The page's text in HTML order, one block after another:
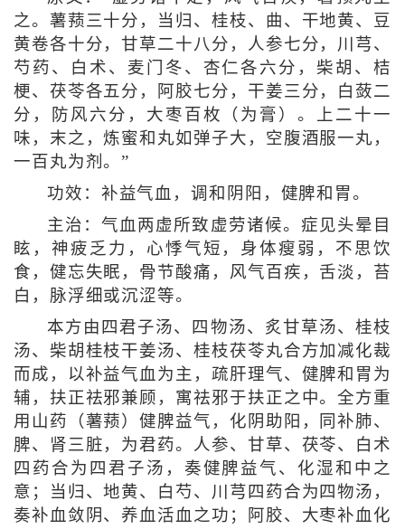
之。薯蓣三十分，当归、桂枝、曲、干地黄、豆
黄卷各十分，甘草二十八分，人参七分，川芎、
芍药、白术、麦门冬、杏仁各六分，柴胡、桔
梗、茯苓各五分，阿胶七分，干姜三分，白蔹二
分，防风六分，大枣百枚（为膏）。上二十一
味，末之，炼蜜和丸如弹子大，空腹酒服一丸，
一百丸为剂。”
功效：补益气血，调和阴阳，健脾和胃。
主治：气血两虚所致虚劳诸候。症见头晕目
眩，神疲乏力，心悸气短，身体瘦弱，不思饮
食，健忘失眠，骨节酸痛，风气百疾，舌淡，苔
白，脉浮细或沉涩等。
本方由四君子汤、四物汤、炙甘草汤、桂枝
汤、柴胡桂枝干姜汤、桂枝茯苓丸合方加减化裁
而成，以补益气血为主，疏肝理气、健脾和胃为
辅，扶正祛邪兼顾，寓祛邪于扶正之中。全方重
用山药（薯蓣）健脾益气，化阴助阳，同补肺、
脾、肾三脏，为君药。人参、甘草、茯苓、白术
四药合为四君子汤，奏健脾益气、化湿和中之
意；当归、地黄、白芍、川芎四药合为四物汤，
奏补血敛阴、养血活血之功；阿胶、大枣补血化